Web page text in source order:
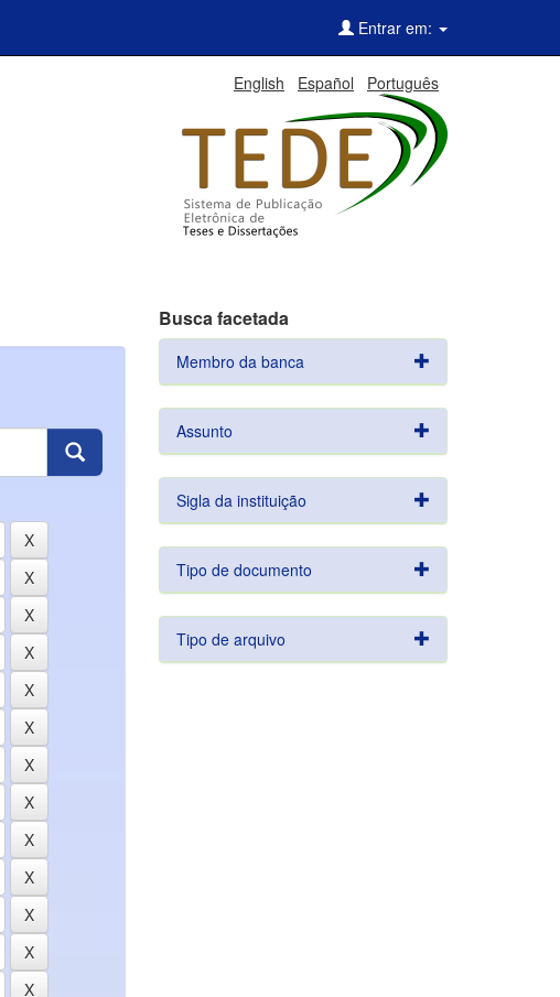
Entrar em:
English Español Português
Busca facetada
Membro da banca
Assunto
Sigla da instituição
Tipo de documento
Tipo de arquivo